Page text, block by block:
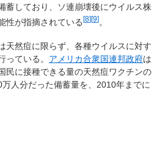
蓄しており、ソ連崩壊後にウイルス株
性が指摘されている[8][9]
天然痘に限らず、各種ウイルスに対す
っている。 アメリカ合衆国連邦政府は
民に接種できる量の天然痘ワクチンの
人分だった備蓄量を、2010年までに